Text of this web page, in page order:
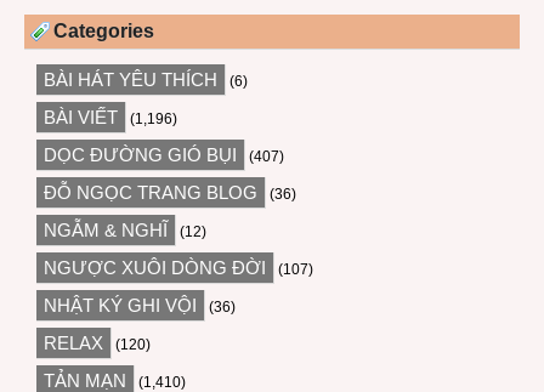
Categories
BÀI HÁT YÊU THÍCH (6)
BÀI VIẾT (1,196)
DỌC ĐƯỜNG GIÓ BỤI (407)
ĐỖ NGỌC TRANG BLOG (36)
NGẪM & NGHĨ (12)
NGƯỢC XUÔI DÒNG ĐỜI (107)
NHẬT KÝ GHI VỘI (36)
RELAX (120)
TẢN MẠN (1,410)